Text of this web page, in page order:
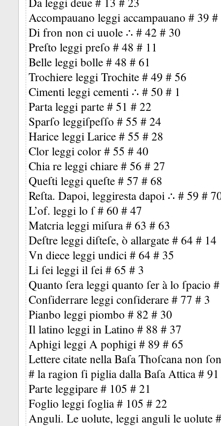
Accompauano leggi accampauano # 39
Di fron non ci uuole ∴ # 42 # 30
Preſto leggi preſo # 48 # 11
Belle leggi bolle # 48 # 61
Trochiere leggi Trochite # 49 # 56
Cimenti leggi cementi ∴ # 50 # 1
Parta leggi parte # 51 # 22
Sparſo leggiſpeſſo # 55 # 24
Harice leggi Larice # 55 # 28
Clor leggi color # 55 # 40
Chia re leggi chiare # 56 # 27
Queſti leggi queſte # 57 # 68
Reſta. Dapoi, leggiresta dapoi ∴ # 59 #
L’of. leggi lo ſ # 60 # 47
Matcria leggi miſura # 63 # 63
Deſtre leggi diſteſe, ò allargate # 64 # 14
Vn diece leggi undici # 64 # 35
Li ſei leggi il ſei # 65 # 3
Quanto ſera leggi quanto ſer à lo ſpacio
Conſiderrare leggi conſiderare # 77 # 3
Pianbo leggi piombo # 82 # 30
Il latino leggi in Latino # 88 # 37
Aphigi leggi A pophigi # 89 # 65
Lettere citate nella Baſa Thoſcana non
# la ragion ſi piglia dalla Baſa Attica #
Parte leggipare # 105 # 21
Foglio leggi ſoglia # 105 # 22
Anguli. Le uolute, leggi anguli le uolute